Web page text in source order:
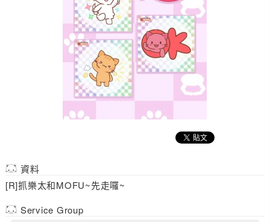
資料
[R]抓樂太和MOFU~先走囉~
Service Group